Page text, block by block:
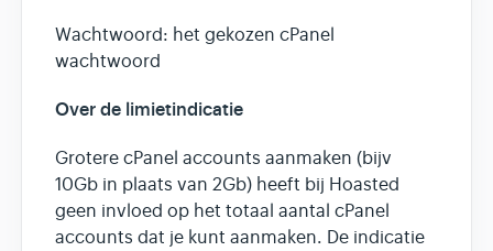
Wachtwoord: het gekozen cPanel
wachtwoord
Over de limietindicatie
Grotere cPanel accounts aanmaken (bijv
10Gb in plaats van 2Gb) heeft bij Hoasted
geen invloed op het totaal aantal cPanel
accounts dat je kunt aanmaken. De indicatie